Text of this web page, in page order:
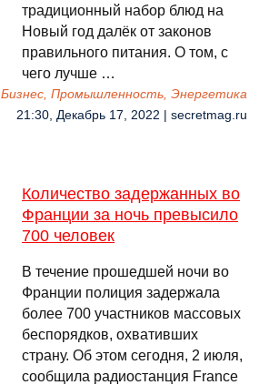
традиционный набор блюд на
Новый год далёк от законов
правильного питания. О том, с
чего лучше …
Бизнес, Промышленность, Энергетика
21:30, Декабрь 17, 2022 | secretmag.ru
Количество задержанных во
Франции за ночь превысило
700 человек
В течение прошедшей ночи во
Франции полиция задержала
более 700 участников массовых
беспорядков, охвативших
страну. Об этом сегодня, 2 июля,
сообщила радиостанция France